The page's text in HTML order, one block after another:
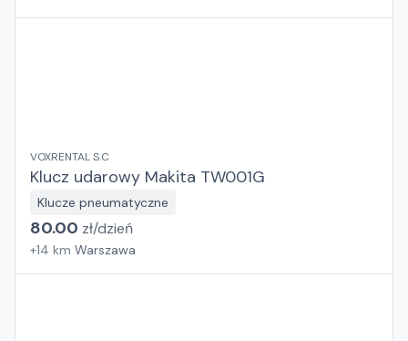
VOXRENTAL S.C
Klucz udarowy Makita TW001G
Klucze pneumatyczne
80.00 zł/dzień
+14 km Warszawa